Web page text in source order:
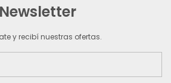
Newsletter
y recibí nuestras ofertas.